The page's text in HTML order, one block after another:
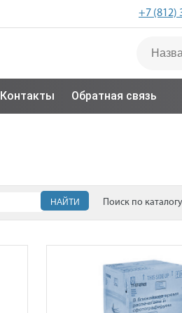
+7 (812)
Контакты Обратная связь
НАЙТИ Поиск по